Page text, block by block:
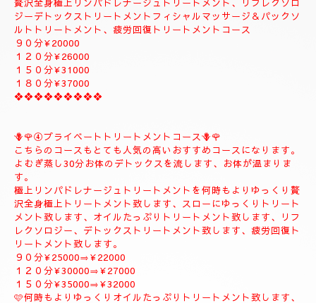
②✨🌻メンテナンストリートメントコース🌻✨
大人のお客様のご自分のお体メンテナンストリートメントコース
になります。
全身極上リンパドレナージュトリートメント、リフレクソロジー
デトックストリートメント、フィシャルマッサージ＆パックよむ
ぎ蒸しトリートメント疲労回復トリートメントコース
９０分¥22000
------------------------------------
♥️🌹③ラグジュアリートリートメントコース♥️🌹
贅沢全身極上リンパドレナージュトリートメント、リフレクソロ
ジーデトックストリートメントフィシャルマッサージ＆パックソ
ルトトリートメント、疲労回復トリートメントコース
９０分¥20000
１２０分¥26000
１５０分¥31000
１８０分¥37000
❖❖❖❖❖❖❖❖❖